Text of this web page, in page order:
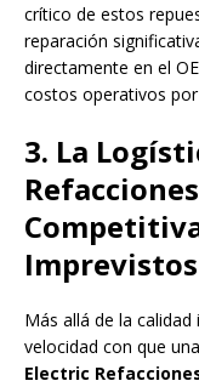
crítico de estos
reparación
directamente en el
costos operativos
3. La
Imprevistos
Más allá de la
velocidad con que
Electric